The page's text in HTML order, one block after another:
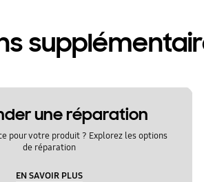
une réparation
pour votre produit ? Explorez les options
de réparation
EN SAVOIR PLUS